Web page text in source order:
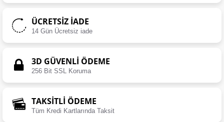
ÜCRETSIZ İADE
14 Gün Ücretsiz iade
3D GÜVENLİ ÖDEME
256 Bit SSL Koruma
TAKSİTLİ ÖDEME
Tüm Kredi Kartlarında Taksit